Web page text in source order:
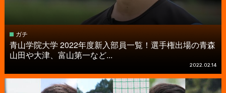
ガチ
青山学院大学 2022年度新入部員一覧！選手権出場の青森
山田や大津、富山第一など...
2022.02.14